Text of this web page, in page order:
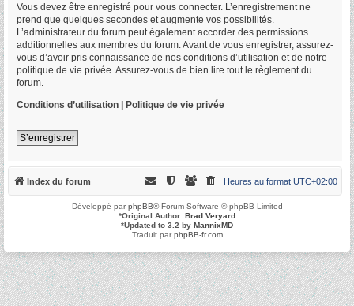
Vous devez être enregistré pour vous connecter. L’enregistrement ne
prend que quelques secondes et augmente vos possibilités.
L’administrateur du forum peut également accorder des permissions
additionnelles aux membres du forum. Avant de vous enregistrer, assurez-
vous d’avoir pris connaissance de nos conditions d’utilisation et de notre
politique de vie privée. Assurez-vous de bien lire tout le règlement du
forum.
Conditions d’utilisation | Politique de vie privée
S’enregistrer
Index du forum Heures au format UTC+02:00
Développé parphpBB® Forum Software © phpBB Limited
*Original Author: Brad Veryard
*Updated to 3.2 by MannixMD
Traduit parphpBB-fr.com